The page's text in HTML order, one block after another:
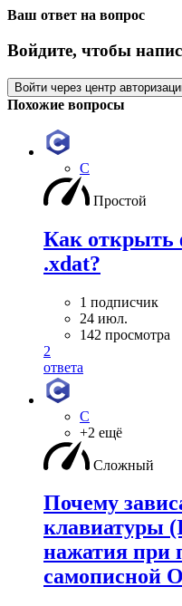
Ваш ответ на вопрос
Войдите, чтобы
Войти через центр
Похожие вопросы
C
Простой
Как открыть
.xdat?
1 подписчик
24 июл.
142 просмотра
2
ответа
C
+2 ещё
Сложный
Почему
клавиатуры
нажатия при
самописной